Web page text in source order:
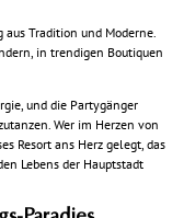
aus Tradition und Moderne.
in trendigen Boutiquen
und die Partygänger
Wer im Herzen von
Resort ans Herz gelegt, das
Lebens der Hauptstadt